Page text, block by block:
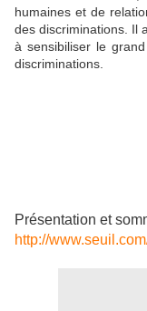
humaines et de
des discriminations. Il
à sensibiliser le
discriminations.
Présentation et
http://